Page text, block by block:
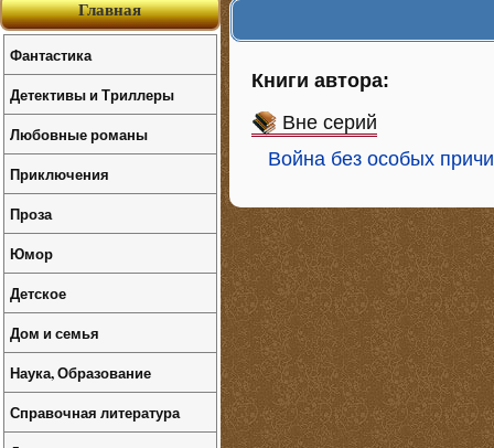
Книги автора:
Вне серий
Война без особых
Главная
Фантастика
Детективы и Триллеры
Любовные романы
Приключения
Проза
Юмор
Детское
Дом и семья
Наука, Образование
Справочная литература